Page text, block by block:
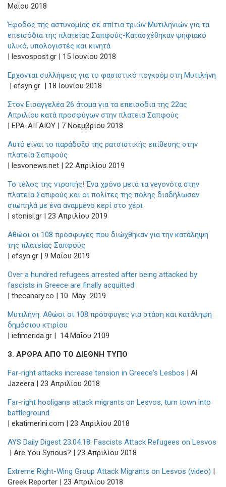
Μαΐου 2018
Έφοδος της αστυνομίας σε σπίτια τριών Μυτιληνιών για τα
επεισόδια της πλατείας Σαπφούς-Κατασχέθηκαν ψηφιακό
υλικό, υπολογιστές και κινητά
| lesvospost.gr | 15 Ιουνίου 2018
Ερχονται συλλήψεις για το φασιστικό πογκρόμ στη Μυτιλήνη
| efsyn.gr | 18 Ιουνίου 2018
Στον Εισαγγελέα 26 άτομα για τα επεισόδια της 22ας
Απριλίου κατά προσφύγων στην πλατεία Σαπφούς
| ΕΡΑ-ΑΙΓΑΙΟΥ | 7 Noεμβρίου 2018
Αυτό είναι το παράδοξο της ρατσιστικής επίθεσης στην
πλατεία Σαπφούς
| lesvonews.net | 22 Aπριλίου 2019
Το τέλος της ντροπής! Ένα χρόνο μετά τα γεγονότα στην
πλατεία Σαπφούς και οι πολίτες της πόλης διαδήλωσαν
σιωπηλά με ένα αναμμένο κερί στο χέρι
| stonisi.gr | 23 Απριλίου 2019
Αθώοι οι 108 πρόσφυγες που διώχθηκαν για την κατάληψη
της πλατείας Σαπφούς
| efsyn.gr | 9 Mαΐου 2019
Over a hundred refugees arrested after being attacked by
fascists in Greece are finally acquitted
| thecanary.co | 10 May 2019
Μυτιλήνη: Aθώοι οι 108 πρόσφυγες για στάση και κατάληψη
δημόσιου κτιρίου
| iefimerida.gr | 14 Μαΐου 2109
3. ΑΡΘΡΑ ΑΠΟ ΤΟ ΔΙΕΘΝΗ ΤΥΠΟ
Far-right attacks increase tension in Greece's Lesbos | Al
Jazeera | 23 Aπριλίου 2018
Far-right hooligans attack migrants on Lesvos, turn town into
battleground
| ekatimerini.com | 23 Aπριλίου 2018
AYS Daily Digest 23.04.18: Fascists Attack Refugees on Lesvos
| Are You Syrious? | 23 Aπριλίου 2018
Extreme Right-Wing Group Attack Migrants on Lesvos (video) |
Greek Reporter | 23 Απριλίου 2018